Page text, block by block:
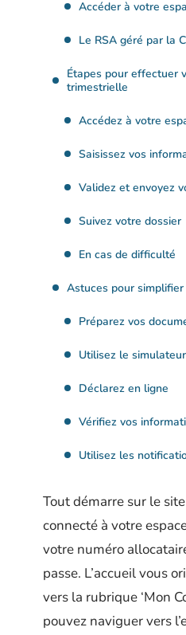
Accéder à votre
Le RSA géré par la
Étapes pour effectuer
trimestrielle
Accédez à votre
Saisissez vos
Validez et envoyez
Suivez votre dossier
En cas de difficulté
Astuces pour
Préparez vos
Utilisez le
Déclarez en ligne
Vérifiez vos
Utilisez les
Tout démarre sur le
connecté à votre
votre numéro
passe. L’accueil vous
vers la rubrique ‘Mon
pouvez naviguer vers